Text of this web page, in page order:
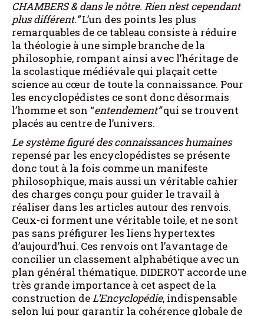
CHAMBERS & dans le nôtre. Rien n’est cependant
plus différent.”L’un des points les plus
remarquables de ce tableau consiste à réduire
la théologie à une simple branche de la
philosophie, rompant ainsi avec l’héritage de
la scolastique médiévale qui plaçait cette
science au cœur de toute la connaissance. Pour
les encyclopédistes ce sont donc désormais
l’homme et son “entendement”qui se trouvent
placés au centre de l’univers.
Le système figuré des connaissances humaines
repensé par les encyclopédistes se présente
donc tout à la fois comme un manifeste
philosophique, mais aussi un véritable cahier
des charges conçu pour guider le travail à
réaliser dans les articles autour des renvois.
Ceux-ci forment une véritable toile, et ne sont
pas sans préfigurer les liens hypertextes
d’aujourd’hui. Ces renvois ont l’avantage de
concilier un classement alphabétique avec un
plan général thématique. DIDEROT accorde une
très grande importance à cet aspect de la
construction deL’Encyclopédie, indispensable
selon lui pour garantir la cohérence globale de